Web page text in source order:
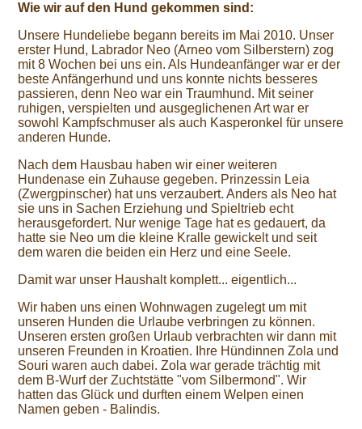
Wie wir auf den Hund gekommen sind:
Unsere Hundeliebe begann bereits im Mai 2010. Unser
erster Hund, Labrador Neo (Arneo vom Silberstern) zog
mit 8 Wochen bei uns ein. Als Hundeanfänger war er der
beste Anfängerhund und uns konnte nichts besseres
passieren, denn Neo war ein Traumhund. Mit seiner
ruhigen, verspielten und ausgeglichenen Art war er
sowohl Kampfschmuser als auch Kasperonkel für unsere
anderen Hunde.
Nach dem Hausbau haben wir einer weiteren
Hundenase ein Zuhause gegeben. Prinzessin Leia
(Zwergpinscher) hat uns verzaubert. Anders als Neo hat
sie uns in Sachen Erziehung und Spieltrieb echt
herausgefordert. Nur wenige Tage hat es gedauert, da
hatte sie Neo um die kleine Kralle gewickelt und seit
dem waren die beiden ein Herz und eine Seele.
Damit war unser Haushalt komplett... eigentlich...
Wir haben uns einen Wohnwagen zugelegt um mit
unseren Hunden die Urlaube verbringen zu können.
Unseren ersten großen Urlaub verbrachten wir dann mit
unseren Freunden in Kroatien. Ihre Hündinnen Zola und
Souri waren auch dabei. Zola war gerade trächtig mit
dem B-Wurf der Zuchtstätte "vom Silbermond". Wir
hatten das Glück und durften einem Welpen einen
Namen geben - Balindis.